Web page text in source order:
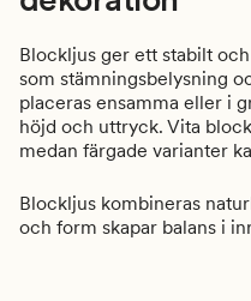
Blockljus ger ett stabilt
som stämningsbelysning
placeras ensamma eller i
höjd och uttryck. Vita
medan färgade varianter
Blockljus kombineras
och form skapar balans i